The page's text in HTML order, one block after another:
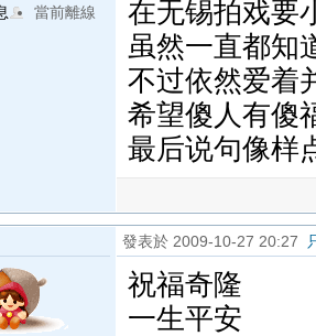
當前離線
在无锡拍戏要
虽然一直都知
不过依然爱着
希望傻人有傻
最后说句像样
發表於 2009-10-27 20:27
祝福奇隆
一生平安